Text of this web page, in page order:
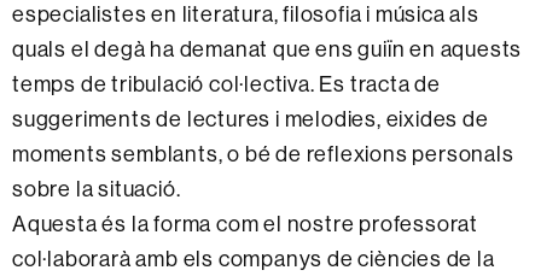
especialistes en literatura, filosofia i música als
quals el degà ha demanat que ens guiïn en aquests
temps de tribulació col·lectiva. Es tracta de
suggeriments de lectures i melodies, eixides de
moments semblants, o bé de reflexions personals
sobre la situació.
Aquesta és la forma com el nostre professorat
col·laborarà amb els companys de ciències de la